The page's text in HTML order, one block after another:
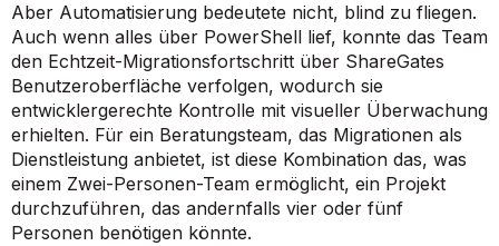
Aber Automatisierung bedeutete nicht, blind zu fliegen.
Auch wenn alles über PowerShell lief, konnte das Team
den Echtzeit-Migrationsfortschritt über ShareGates
Benutzeroberfläche verfolgen, wodurch sie
entwicklergerechte Kontrolle mit visueller Überwachung
erhielten. Für ein Beratungsteam, das Migrationen als
Dienstleistung anbietet, ist diese Kombination das, was
einem Zwei-Personen-Team ermöglicht, ein Projekt
durchzuführen, das andernfalls vier oder fünf
Personen benötigen könnte.